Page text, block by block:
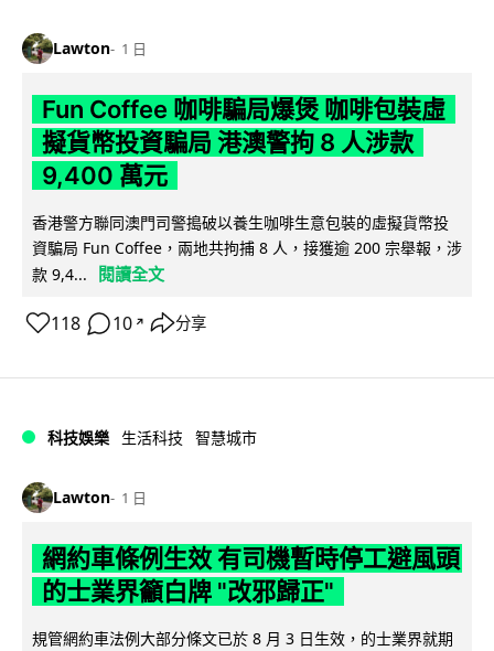
Lawton 1 日
Fun Coffee 咖啡騙局爆煲 咖啡包裝虛
擬貨幣投資騙局 港澳警拘 8 人涉款
9,400 萬元
香港警方聯同澳門司警搗破以養生咖啡生意包裝的虛擬貨幣投
資騙局 Fun Coffee，兩地共拘捕 8 人，接獲逾 200 宗舉報，涉
款 9,4...
閱讀全文
118 10 ↗ 分享
科技娛樂 生活科技 智慧城市
Lawton 1 日
網約車條例生效 有司機暫時停工避風頭
的士業界籲白牌 "改邪歸正"
規管網約車法例大部分條文已於 8 月 3 日生效，的士業界就期